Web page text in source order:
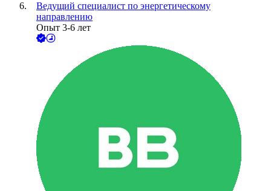
Ведущий специалист по энергетическому
направлению
Опыт 3-6 лет